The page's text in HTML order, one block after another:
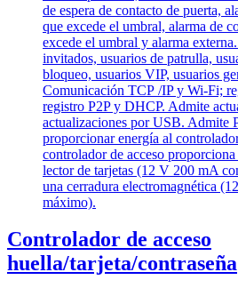
Controlador de acceso
huella/tarjeta/contraseña